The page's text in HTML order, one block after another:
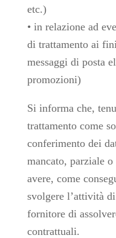
etc.)
• in relazione ad
di trattamento ai
messaggi di posta
promozioni)
Si informa che,
trattamento come
conferimento dei
mancato, parziale
avere, come
svolgere l’attività
fornitore di
contrattuali.